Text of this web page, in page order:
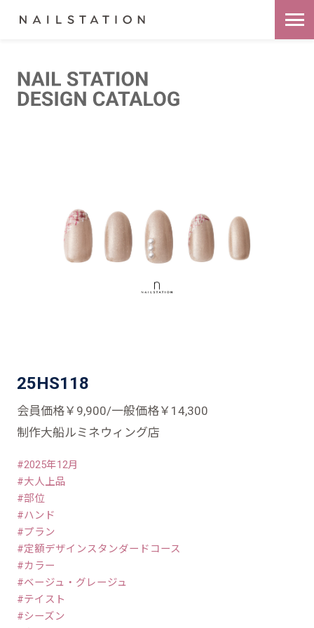
25HS118
会員価格￥9,900/一般価格￥14,300
制作大船ルミネウィング店
2025年12月
大人上品
部位
ハンド
プラン
定額デザインスタンダードコース
カラー
ベージュ・グレージュ
テイスト
シーズン